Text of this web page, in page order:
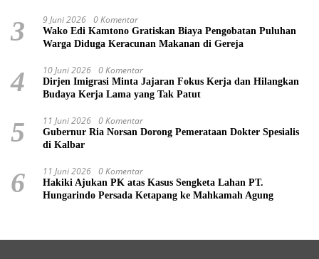
3 9 Juni 2026 0 Komentar
Wako Edi Kamtono Gratiskan Biaya Pengobatan Puluhan
Warga Diduga Keracunan Makanan di Gereja
4 10 Juni 2026 0 Komentar
Dirjen Imigrasi Minta Jajaran Fokus Kerja dan Hilangkan
Budaya Kerja Lama yang Tak Patut
5 11 Juni 2026 0 Komentar
Gubernur Ria Norsan Dorong Pemerataan Dokter Spesialis
di Kalbar
6 11 Juni 2026 0 Komentar
Hakiki Ajukan PK atas Kasus Sengketa Lahan PT.
Hungarindo Persada Ketapang ke Mahkamah Agung